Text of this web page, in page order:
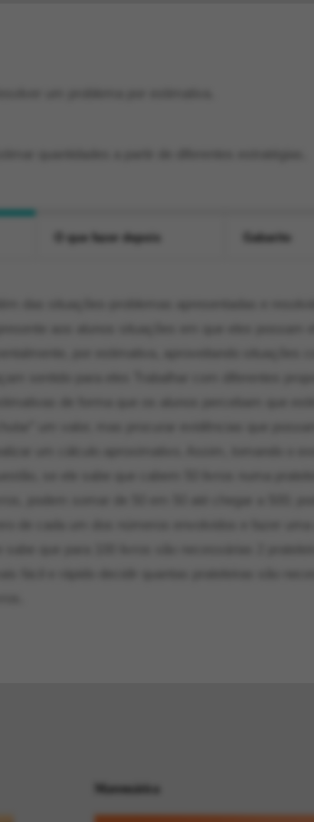
O que fazer depois Gabarito
Matemática